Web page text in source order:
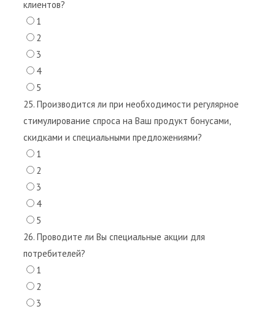
клиентов?
1
2
3
4
5
25. Производится ли при необходимости регулярное
стимулирование спроса на Ваш продукт бонусами,
скидками и специальными предложениями?
1
2
3
4
5
26. Проводите ли Вы специальные акции для
потребителей?
1
2
3